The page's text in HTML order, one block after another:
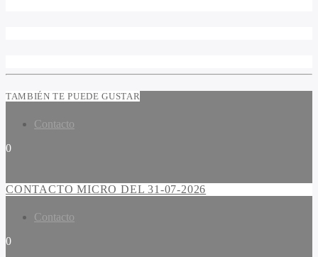
TAMBIÉN TE PUEDE GUSTAR
Contacto
0
CONTACTO MICRO DEL 31-07-2026
Contacto
0